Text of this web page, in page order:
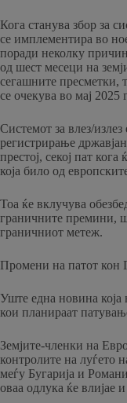
Кога станува збор за
се имплементира во
поради неколку
од шест месеци на
сегашните пресметки,
се очекува во мај 2025
Системот за влез/
регистрирање
престој, секој пат
која било од
Тоа ќе вклучува
граничните премини,
граничниот метеж.
Промени на патот кон
Уште една новина која
кои планираат
Земјите-членки на
контролите на луѓето
меѓу Бугарија и
оваа одлука ќе влијае